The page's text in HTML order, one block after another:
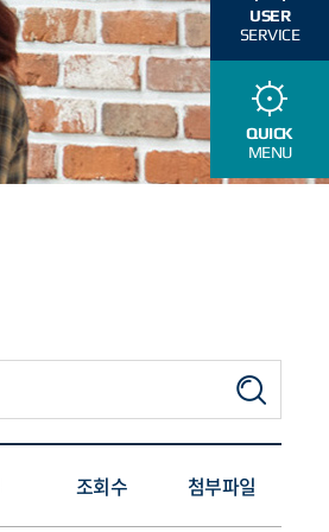
USER
SERVICE
QUICK
MENU
조회수 첨부파일